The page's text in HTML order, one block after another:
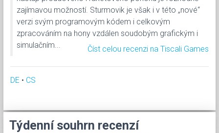
zajímavou možností. Sturmovik je však i v této „nové“
verzi svým programovým kódem i celkovým
zpracováním na hony vzdálen soudobým grafickým i
simulačním...
Číst celou recenzi na Tiscali Games
DE • CS
Týdenní souhrn recenzí